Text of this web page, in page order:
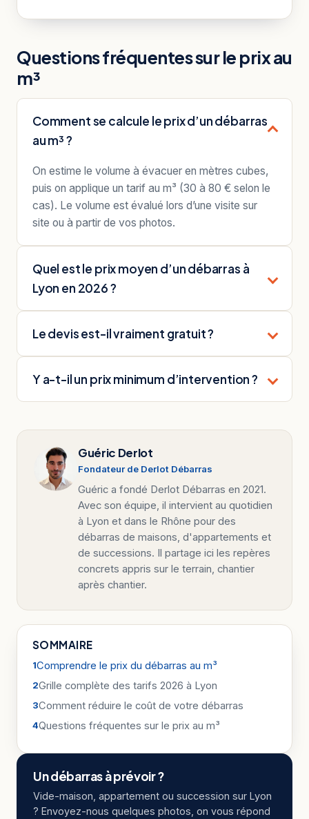
Questions fréquentes sur le prix au
m³
Comment se calcule le prix d’un débarras
au m³ ?
On estime le volume à évacuer en mètres cubes,
puis on applique un tarif au m³ (30 à 80 € selon le
cas). Le volume est évalué lors d’une visite sur
site ou à partir de vos photos.
Quel est le prix moyen d’un débarras à
Lyon en 2026 ?
Le devis est-il vraiment gratuit ?
Y a-t-il un prix minimum d’intervention ?
Guéric Derlot
Fondateur de Derlot Débarras
Guéric a fondé Derlot Débarras en 2021.
Avec son équipe, il intervient au quotidien
à Lyon et dans le Rhône pour des
débarras de maisons, d'appartements et
de successions. Il partage ici les repères
concrets appris sur le terrain, chantier
après chantier.
SOMMAIRE
Comprendre le prix du débarras au m³
Grille complète des tarifs 2026 à Lyon
Comment réduire le coût de votre débarras
Questions fréquentes sur le prix au m³
Un débarras à prévoir ?
Vide-maison, appartement ou succession sur Lyon
? Envoyez-nous quelques photos, on vous répond